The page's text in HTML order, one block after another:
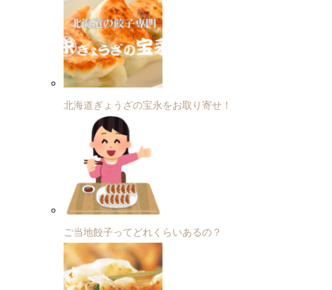
北海道ぎょうざの宝永をお取り寄せ！
ご当地餃子ってどれくらいあるの？